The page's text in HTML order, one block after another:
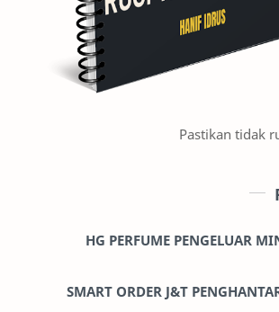
Pastikan tidak
HG PERFUME PENGELUAR
SMART ORDER J&T